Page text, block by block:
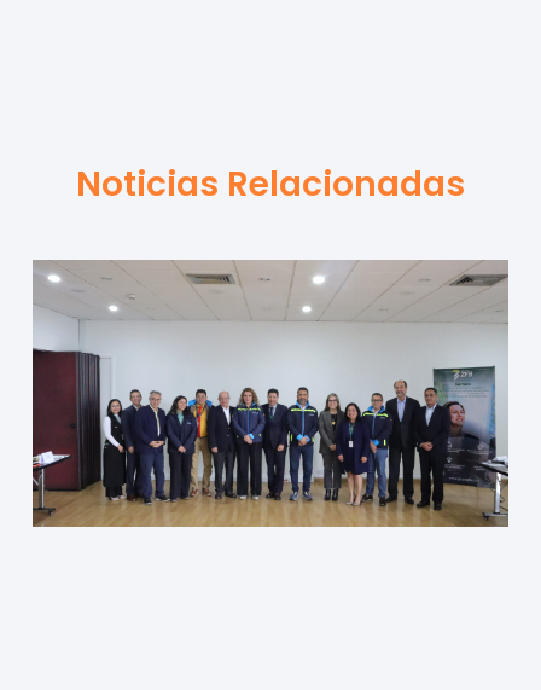
Noticias Relacionadas